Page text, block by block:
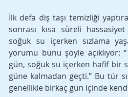
İlk defa diş taşı temizliği
sonrası kısa süreli
soğuk su içerken sızlama
yorumu bunu şöyle açıklıyor:
gün, soğuk su içerken hafif bir
güne kalmadan geçti.” Bu tür
genellikle birkaç gün içinde